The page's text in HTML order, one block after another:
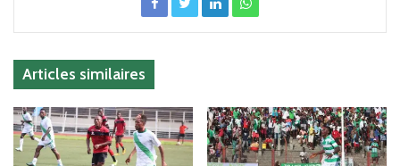
Articles similaires